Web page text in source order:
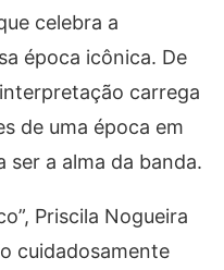
celebra a
época icônica. De
carrega
de uma época em
ser a alma da banda.
Priscila Nogueira
cuidadosamente